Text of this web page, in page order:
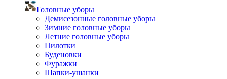
Головные уборы
Демисезонные головные уборы
Зимние головные уборы
Летние головные уборы
Пилотки
Буденовки
Фуражки
Шапки-ушанки